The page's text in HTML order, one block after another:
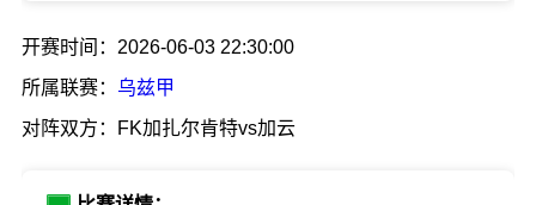
开赛时间：2026-06-03 22:30:00
所属联赛： 乌兹甲
对阵双方：FK加扎尔肯特vs加云